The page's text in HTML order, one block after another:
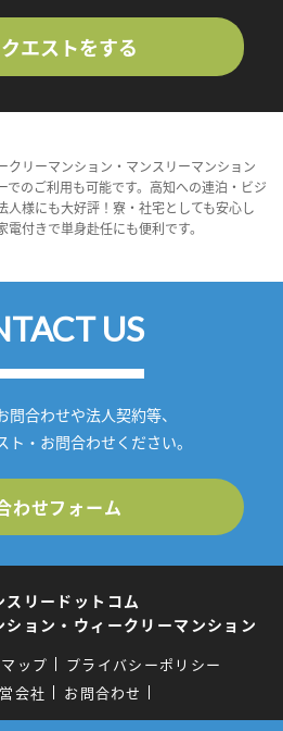
エストをする
クリーマンション・マンスリーマンション
のご利用も可能です。高知への連泊・ビジ
人様にも大好評！寮・社宅としても安心し
付きで単身赴任にも便利です。
US
問合わせや法人契約等、
ト・お問合わせください。
わせフォーム
スリードットコム
ョン・ウィークリーマンション
ップ
プライバシーポリシー
会社
お問合わせ